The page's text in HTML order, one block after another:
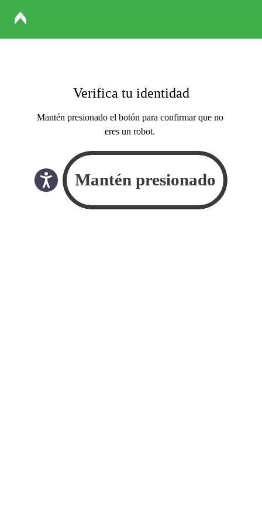
Verifica tu identidad
Mantén presionado el botón para confirmar que no
eres un robot.